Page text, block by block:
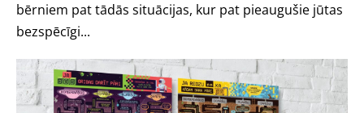
bērniem pat tādās situācijas, kur pat pieaugušie jūtas
bezspēcīgi...